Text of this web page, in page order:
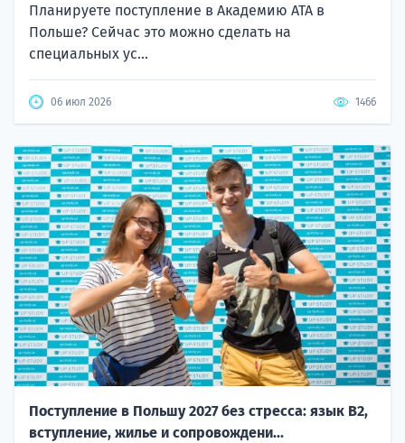
Планируете поступление в Академию ATA в
Польше? Сейчас это можно сделать на
специальных ус...
06 июл 2026 1466
Поступление в Польшу 2027 без стресса: язык B2,
вступление, жилье и сопровождени...